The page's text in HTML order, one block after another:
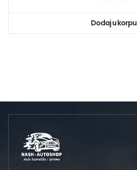
Dodaj u korpu